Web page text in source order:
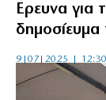
Ερευνα για
δημοσίευμα
9|07|2025 | 12:30